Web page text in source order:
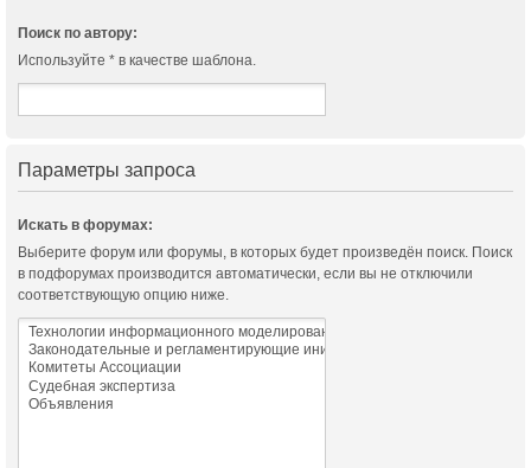
Поиск по автору:
Используйте * в качестве шаблона.
Параметры запроса
Искать в форумах:
Выберите форум или форумы, в которых будет произведён поиск. Поиск
в подфорумах производится автоматически, если вы не отключили
соответствующую опцию ниже.